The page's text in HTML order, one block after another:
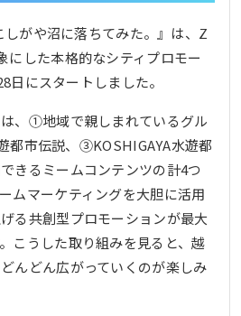
がや沼に落ちてみた。』は、Z
にした本格的なシティプロモー
日にスタートしました。
、①地域で親しまれているグル
都市伝説、③KOSHIGAYA水遊都
きるミームコンテンツの計4つ
ムマーケティングを大胆に活用
る共創型プロモーションが最大
こうした取り組みを見ると、越
んどん広がっていくのが楽しみ